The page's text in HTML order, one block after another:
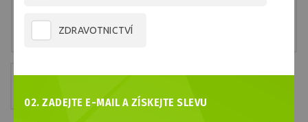
ZDRAVOTNICTVÍ
02. ZADEJTE E-MAIL A ZÍSKEJTE SLEVU